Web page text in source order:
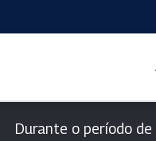
Durante o período